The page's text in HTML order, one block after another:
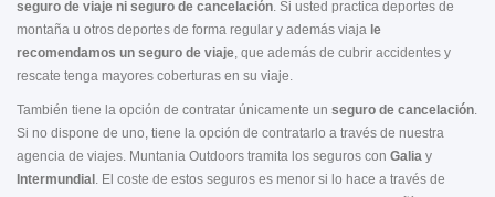
seguro de viaje ni seguro de cancelación. Si usted practica deportes de
montaña u otros deportes de forma regular y además viaja le
recomendamos un seguro de viaje, que además de cubrir accidentes y
rescate tenga mayores coberturas en su viaje.
También tiene la opción de contratar únicamente un seguro de cancelación.
Si no dispone de uno, tiene la opción de contratarlo a través de nuestra
agencia de viajes. Muntania Outdoors tramita los seguros con Galia y
Intermundial . El coste de estos seguros es menor si lo hace a través de